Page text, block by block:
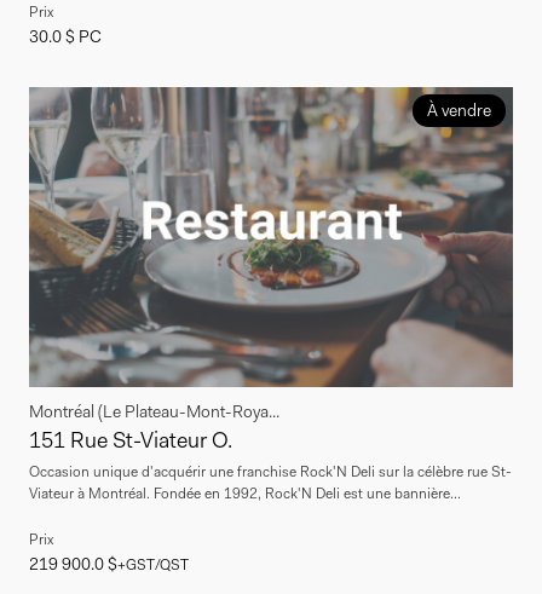
Prix
30.0 $ PC
À vendre
Montréal (Le Plateau-Mont-Roya...
151 Rue St-Viateur O.
Occasion unique d'acquérir une franchise Rock'N Deli sur la célèbre rue St-
Viateur à Montréal. Fondée en 1992, Rock'N Deli est une bannière...
Prix
219 900.0 $+GST/QST